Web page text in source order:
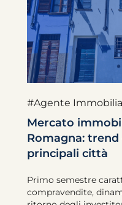
#Agente
Mercato
Romagna:
principali città
Primo semestre
compravendite,